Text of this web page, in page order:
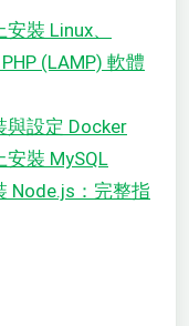
裝 Linux、
(LAMP) 軟體
與設定 Docker
裝 MySQL
Node.js：完整指